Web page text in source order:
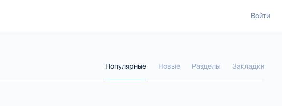
Войти
Популярные Новые Разделы Закладки